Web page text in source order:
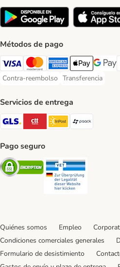
Métodos de pago
Visa Payment Method
Mastercard Payment Method
American Express
Apple PayGoogle
Contra-reembolso
Contra-reembolso Payment Method
Transferencia
Transferencia
Servicios de entrega
GLS Shipping Method
CTTExpress Shipping
InPost Shipping
paack
Pago seguro
Security
Quiénes somos Empleo
Condiciones comerciales generales
Formulario de desistimiento